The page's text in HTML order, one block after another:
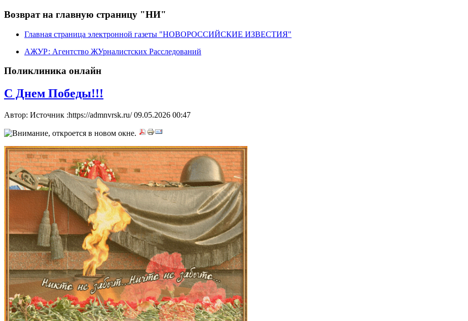
Возврат на главную страницу "НИ"
Главная страница электронной газеты "НОВОРОССИЙСКИЕ ИЗВЕСТИЯ"
АЖУР: Агентство ЖУрналистских Расследований
Поликлиника онлайн
С Днем Победы!!!
Автор: Источник :https://admnvrsk.ru/09.05.2026 00:47